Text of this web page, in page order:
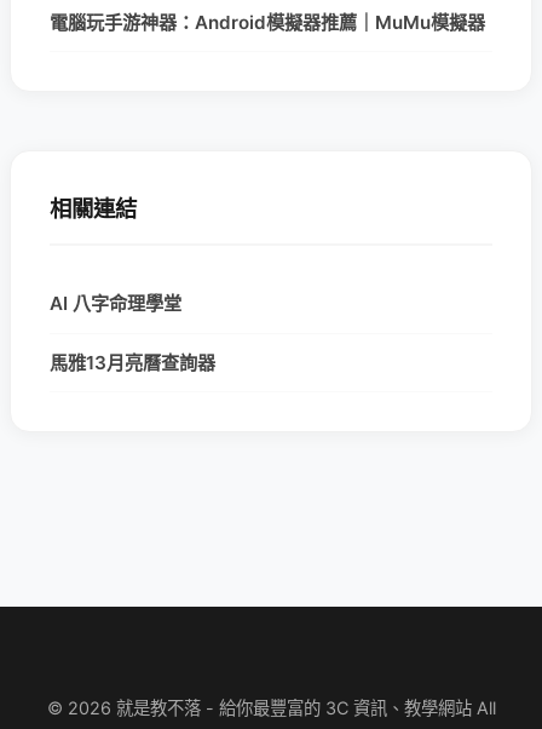
電腦玩手游神器：Android模擬器推薦｜MuMu模擬器
相關連結
AI 八字命理學堂
馬雅13月亮曆查詢器
© 2026 就是教不落 - 給你最豐富的 3C 資訊、教學網站 All